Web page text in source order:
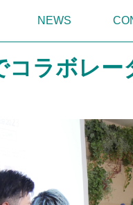
NEWS
コラボレー